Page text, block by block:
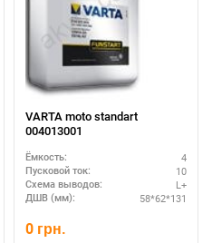
VARTA moto standart
004013001
Ёмкость: 4
Пусковой ток: 10
Схема выводов: L+
ДШВ (мм): 58*62*131
0 грн.
звоните в Viber /